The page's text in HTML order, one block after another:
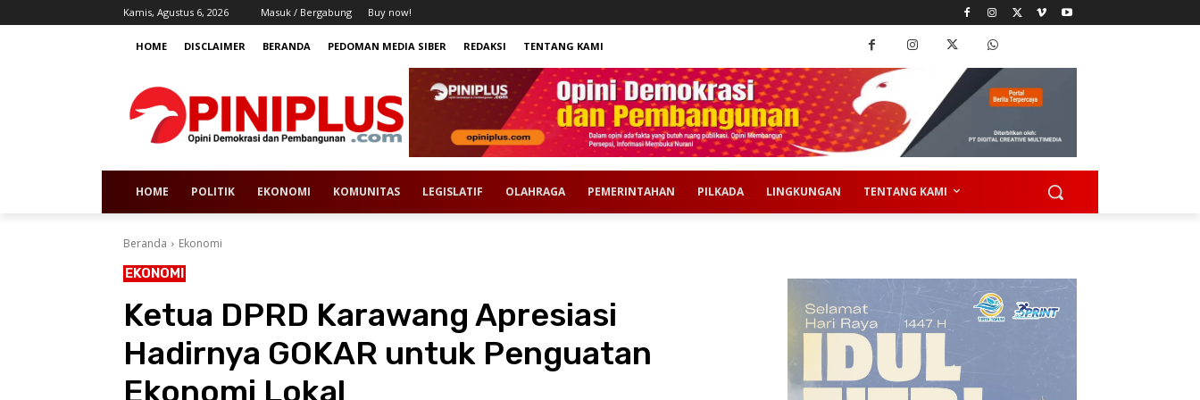
Kamis, Agustus 6, 2026 Masuk / Bergabung Buy now!
HOME DISCLAIMER BERANDA PEDOMAN MEDIA SIBER REDAKSI TENTANG KAMI
HOME POLITIK EKONOMI KOMUNITAS LEGISLATIF OLAHRAGA PEMERINTAHAN PILKADA LINGKUNGAN TENTANG KAMI
Beranda Ekonomi
EKONOMI
Ketua DPRD Karawang Apresiasi
Hadirnya GOKAR untuk Penguatan
Ekonomi Lokal